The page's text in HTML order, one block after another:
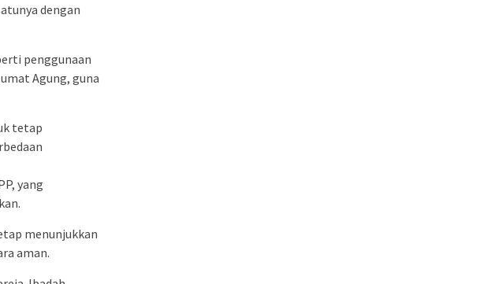
dengan
penggunaan
Agung, guna
tetap
yang
menunjukkan
aman.